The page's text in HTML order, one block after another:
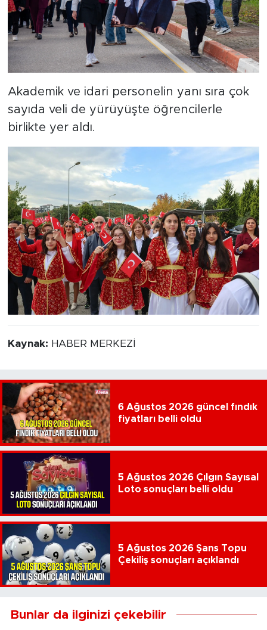
Akademik ve idari personelin yanı sıra çok
sayıda veli de yürüyüşte öğrencilerle
birlikte yer aldı.
Kaynak: HABER MERKEZİ
6 Ağustos 2026 güncel fındık
fiyatları belli oldu
5 Ağustos 2026 Çılgın Sayısal
Loto sonuçları belli oldu
5 Ağustos 2026 Şans Topu
Çekiliş sonuçları açıklandı
Bunlar da ilginizi çekebilir